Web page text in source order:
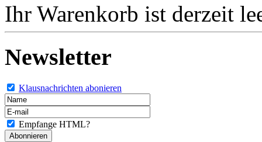
Ihr Warenkorb ist derzeit
Newsletter
Klausnachrichten abonieren
Empfange HTML?